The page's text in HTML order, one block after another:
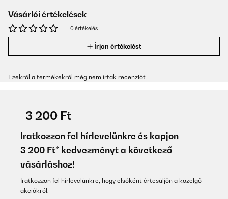
Vásárlói értékelések
0 értékelés
Írjon értékelést
Ezekről a termékekről még nem írtak recenziót
-3 200 Ft
Iratkozzon fel hírlevelünkre és kapjon
3 200 Ft* kedvezményt a következő
vásárláshoz!
Iratkozzon fel hírlevelünkre, hogy elsőként értesüljön a közelgő
akciókról.